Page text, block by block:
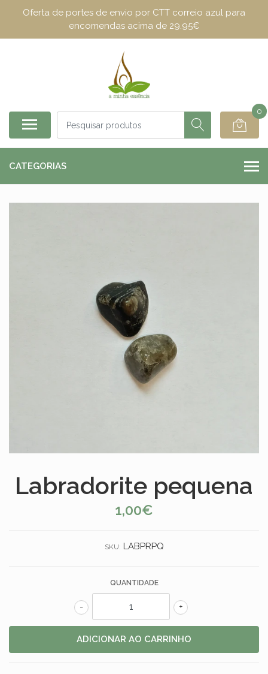
Oferta de portes de envio por CTT correio azul para
encomendas acima de 29.95€
0
CATEGORIAS
Labradorite pequena
1,00€
SKU: LABPRPQ
QUANTIDADE
+
-